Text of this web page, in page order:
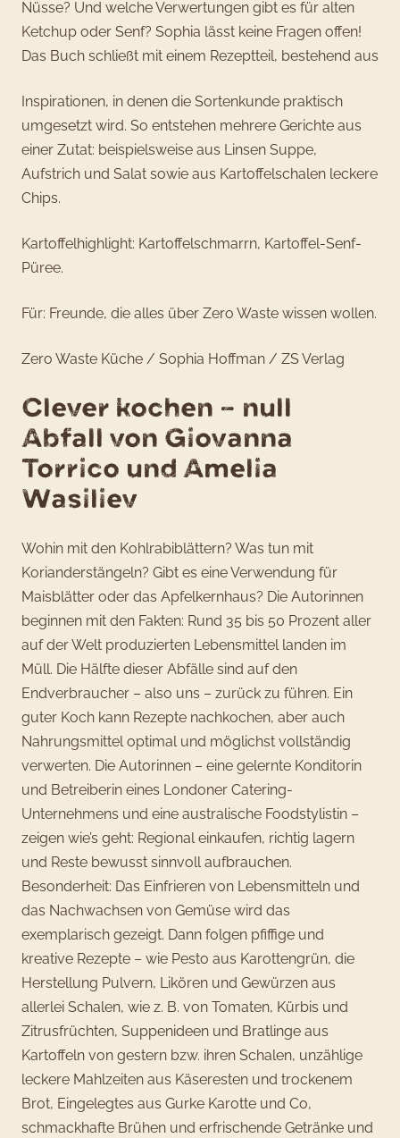
Nüsse? Und welche Verwertungen gibt es für alten
Ketchup oder Senf? Sophia lässt keine Fragen offen!
Das Buch schließt mit einem Rezeptteil, bestehend aus
Inspirationen, in denen die Sortenkunde praktisch
umgesetzt wird. So entstehen mehrere Gerichte aus
einer Zutat: beispielsweise aus Linsen Suppe,
Aufstrich und Salat sowie aus Kartoffelschalen leckere
Chips.
Kartoffelhighlight: Kartoffelschmarrn, Kartoffel-Senf-
Püree.
Für: Freunde, die alles über Zero Waste wissen wollen.
Zero Waste Küche / Sophia Hoffman / ZS Verlag
Clever kochen – null
Abfall von Giovanna
Torrico und Amelia
Wasiliev
Wohin mit den Kohlrabiblättern? Was tun mit
Korianderstängeln? Gibt es eine Verwendung für
Maisblätter oder das Apfelkernhaus? Die Autorinnen
beginnen mit den Fakten: Rund 35 bis 50 Prozent aller
auf der Welt produzierten Lebensmittel landen im
Müll. Die Hälfte dieser Abfälle sind auf den
Endverbraucher – also uns – zurück zu führen. Ein
guter Koch kann Rezepte nachkochen, aber auch
Nahrungsmittel optimal und möglichst vollständig
verwerten. Die Autorinnen – eine gelernte Konditorin
und Betreiberin eines Londoner Catering-
Unternehmens und eine australische Foodstylistin –
zeigen wie’s geht: Regional einkaufen, richtig lagern
und Reste bewusst sinnvoll aufbrauchen.
Besonderheit: Das Einfrieren von Lebensmitteln und
das Nachwachsen von Gemüse wird das
exemplarisch gezeigt. Dann folgen pfiffige und
kreative Rezepte – wie Pesto aus Karottengrün, die
Herstellung Pulvern, Likören und Gewürzen aus
allerlei Schalen, wie z. B. von Tomaten, Kürbis und
Zitrusfrüchten, Suppenideen und Bratlinge aus
Kartoffeln von gestern bzw. ihren Schalen, unzählige
leckere Mahlzeiten aus Käseresten und trockenem
Brot, Eingelegtes aus Gurke Karotte und Co,
schmackhafte Brühen und erfrischende Getränke und